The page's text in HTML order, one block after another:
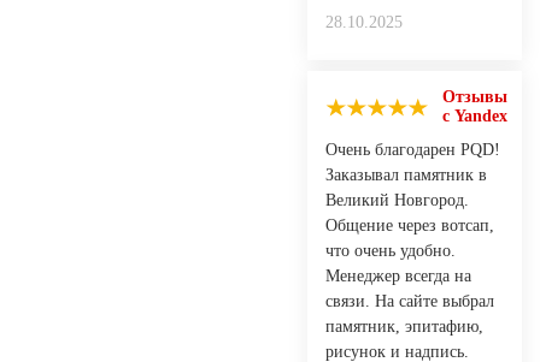
28.10.2025
Отзывы
с Yandex
Очень благодарен PQD!
Заказывал памятник в
Великий Новгород.
Общение через вотсап,
что очень удобно.
Менеджер всегда на
связи. На сайте выбрал
памятник, эпитафию,
рисунок и надпись.